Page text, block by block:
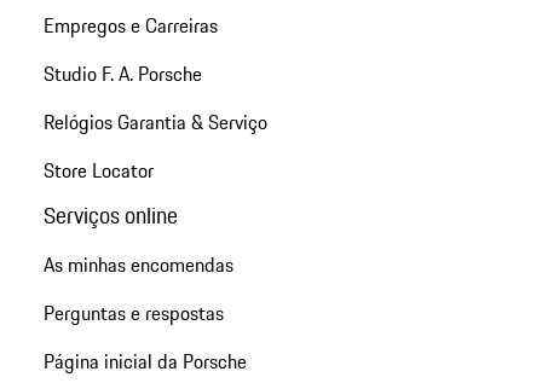
Empregos e Carreiras
Studio F. A. Porsche
Relógios Garantia & Serviço
Store Locator
Serviços online
As minhas encomendas
Perguntas e respostas
Página inicial da Porsche